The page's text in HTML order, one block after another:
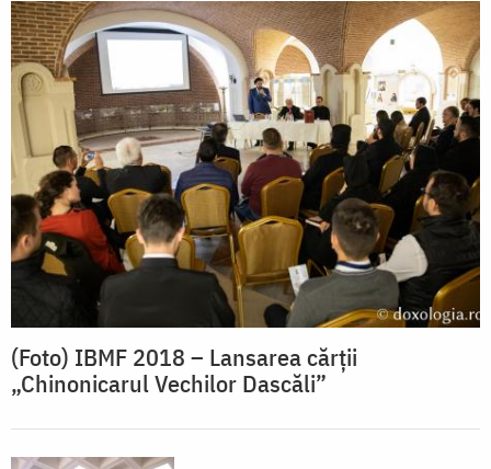
(Foto) IBMF 2018 – Lansarea cărții
„Chinonicarul Vechilor Dascăli”